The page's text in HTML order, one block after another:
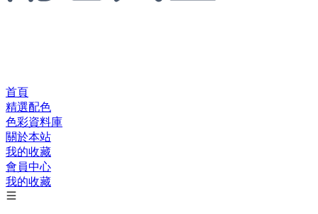
首頁
精選配色
色彩資料庫
關於本站
我的收藏
會員中心
我的收藏